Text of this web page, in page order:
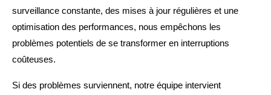
surveillance constante, des mises à jour régulières et une
optimisation des performances, nous empêchons les
problèmes potentiels de se transformer en interruptions
coûteuses.
Si des problèmes surviennent, notre équipe intervient